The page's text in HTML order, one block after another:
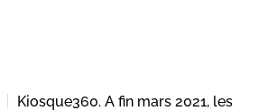
Kiosque360. A fin mars 2021, les